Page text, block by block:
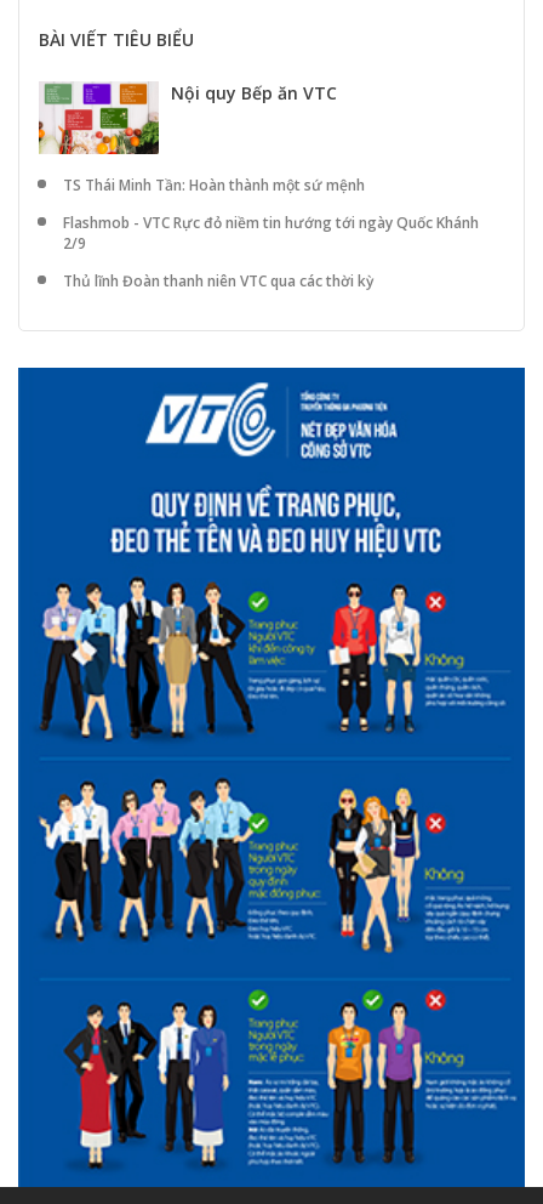
BÀI VIẾT TIÊU BIỂU
Nội quy Bếp ăn VTC
TS Thái Minh Tần: Hoàn thành một sứ mệnh
Flashmob - VTC Rực đỏ niềm tin hướng tới ngày Quốc Khánh
2/9
Thủ lĩnh Đoàn thanh niên VTC qua các thời kỳ